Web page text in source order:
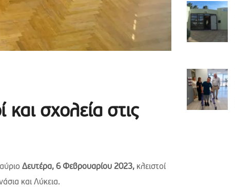
και σχολεία στις
Δευτέρα, 6 Φεβρουαρίου 2023, κλειστοί
και Λύκεια.